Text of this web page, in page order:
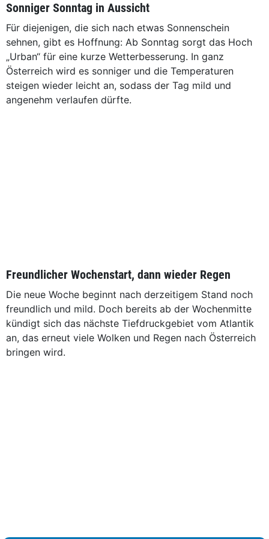
Sonniger Sonntag in Aussicht
Für diejenigen, die sich nach etwas Sonnenschein
sehnen, gibt es Hoffnung: Ab Sonntag sorgt das Hoch
„Urban“ für eine kurze Wetterbesserung. In ganz
Österreich wird es sonniger und die Temperaturen
steigen wieder leicht an, sodass der Tag mild und
angenehm verlaufen dürfte.
Freundlicher Wochenstart, dann wieder Regen
Die neue Woche beginnt nach derzeitigem Stand noch
freundlich und mild. Doch bereits ab der Wochenmitte
kündigt sich das nächste Tiefdruckgebiet vom Atlantik
an, das erneut viele Wolken und Regen nach Österreich
bringen wird.